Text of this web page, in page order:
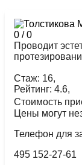
0 /0
Проводит
Стаж: 16,
Рейтинг: 4.6,
Стоимость
Цены могут
Телефон для
495 152-27-61